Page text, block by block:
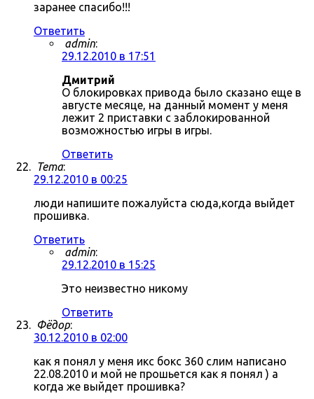
заранее спасибо!!!
Ответить
admin:
29.12.2010 в 17:51
Дмитрий
О блокировках привода было сказано еще в
августе месяце, на данный момент у меня
лежит 2 приставки с заблокированной
возможностью игры в игры.
Ответить
Tema:
29.12.2010 в 00:25
люди напишите пожалуйста сюда,когда выйдет
прошивка.
Ответить
admin:
29.12.2010 в 15:25
Это неизвестно никому
Ответить
Фёдор:
30.12.2010 в 02:00
как я понял у меня икс бокс 360 слим написано
22.08.2010 и мой не прошьется как я понял ) а
когда же выйдет прошивка?